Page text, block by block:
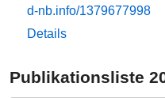
d-​nb.​info/​1379677998​
Details
Publikationsliste